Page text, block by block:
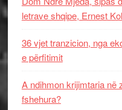
letrave shqipe, Ernest
36 vjet tranzicion, nga
e përfitimit
A ndihmon krijimtaria në
fshehura?